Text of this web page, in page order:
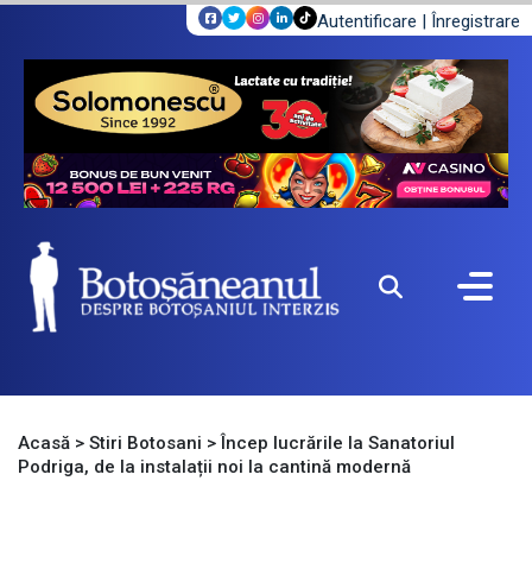
Autentificare | Înregistrare
Acasă > Stiri Botosani >Încep lucrările la Sanatoriul
Podriga, de la instalații noi la cantină modernă